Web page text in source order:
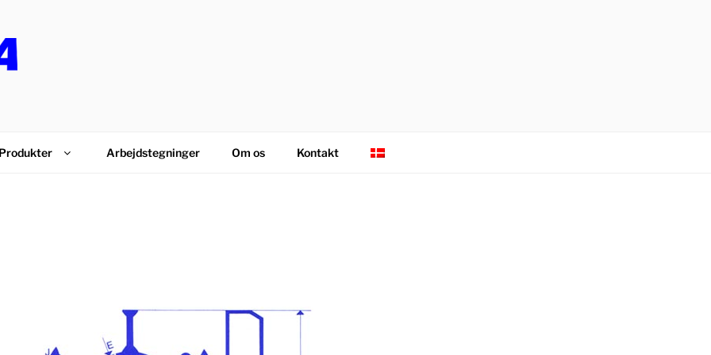
Produkter Arbejdstegninger Om os Kontakt